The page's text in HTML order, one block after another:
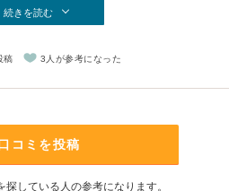
続きを読む
稿 3人が参考になった
コミを投稿
している人の参考になります。